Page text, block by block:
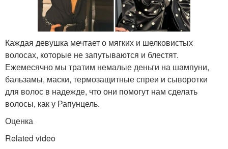
Каждая девушка мечтает о мягких и шелковистых
волосах, которые не запутываются и блестят.
Ежемесячно мы тратим немалые деньги на шампуни,
бальзамы, маски, термозащитные спреи и сыворотки
для волос в надежде, что они помогут нам сделать
волосы, как у Рапунцель.
Оценка
Related video